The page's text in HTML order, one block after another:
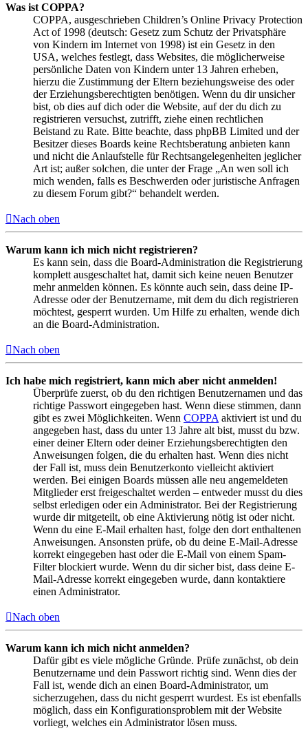
Was ist COPPA?
COPPA, ausgeschrieben Children’s Online Privacy Protection
Act of 1998 (deutsch: Gesetz zum Schutz der Privatsphäre
von Kindern im Internet von 1998) ist ein Gesetz in den
USA, welches festlegt, dass Websites, die möglicherweise
persönliche Daten von Kindern unter 13 Jahren erheben,
hierzu die Zustimmung der Eltern beziehungsweise des oder
der Erziehungsberechtigten benötigen. Wenn du dir unsicher
bist, ob dies auf dich oder die Website, auf der du dich zu
registrieren versuchst, zutrifft, ziehe einen rechtlichen
Beistand zu Rate. Bitte beachte, dass phpBB Limited und der
Besitzer dieses Boards keine Rechtsberatung anbieten kann
und nicht die Anlaufstelle für Rechtsangelegenheiten jeglicher
Art ist; außer solchen, die unter der Frage „An wen soll ich
mich wenden, falls es Beschwerden oder juristische Anfragen
zu diesem Forum gibt?“ behandelt werden.
Nach oben
Warum kann ich mich nicht registrieren?
Es kann sein, dass die Board-Administration die Registrierung
komplett ausgeschaltet hat, damit sich keine neuen Benutzer
mehr anmelden können. Es könnte auch sein, dass deine IP-
Adresse oder der Benutzername, mit dem du dich registrieren
möchtest, gesperrt wurden. Um Hilfe zu erhalten, wende dich
an die Board-Administration.
Nach oben
Ich habe mich registriert, kann mich aber nicht anmelden!
Überprüfe zuerst, ob du den richtigen Benutzernamen und das
richtige Passwort eingegeben hast. Wenn diese stimmen, dann
gibt es zwei Möglichkeiten. Wenn COPPA aktiviert ist und du
angegeben hast, dass du unter 13 Jahre alt bist, musst du bzw.
einer deiner Eltern oder deiner Erziehungsberechtigten den
Anweisungen folgen, die du erhalten hast. Wenn dies nicht
der Fall ist, muss dein Benutzerkonto vielleicht aktiviert
werden. Bei einigen Boards müssen alle neu angemeldeten
Mitglieder erst freigeschaltet werden – entweder musst du dies
selbst erledigen oder ein Administrator. Bei der Registrierung
wurde dir mitgeteilt, ob eine Aktivierung nötig ist oder nicht.
Wenn du eine E-Mail erhalten hast, folge den dort enthaltenen
Anweisungen. Ansonsten prüfe, ob du deine E-Mail-Adresse
korrekt eingegeben hast oder die E-Mail von einem Spam-
Filter blockiert wurde. Wenn du dir sicher bist, dass deine E-
Mail-Adresse korrekt eingegeben wurde, dann kontaktiere
einen Administrator.
Nach oben
Warum kann ich mich nicht anmelden?
Dafür gibt es viele mögliche Gründe. Prüfe zunächst, ob dein
Benutzername und dein Passwort richtig sind. Wenn dies der
Fall ist, wende dich an einen Board-Administrator, um
sicherzugehen, dass du nicht gesperrt wurdest. Es ist ebenfalls
möglich, dass ein Konfigurationsproblem mit der Website
vorliegt, welches ein Administrator lösen muss.